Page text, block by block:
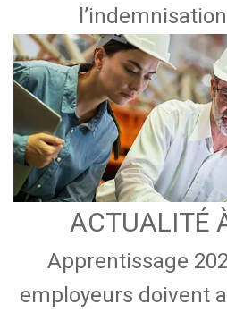
ACTUALITÉ
Apprentissage
employeurs doivent